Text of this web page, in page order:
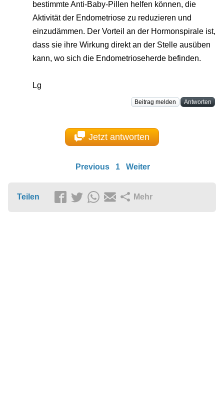
bestimmte Anti-Baby-Pillen helfen können, die
Aktivität der Endometriose zu reduzieren und
einzudämmen. Der Vorteil an der Hormonspirale ist,
dass sie ihre Wirkung direkt an der Stelle ausüben
kann, wo sich die Endometrioseherde befinden.
Lg
Beitrag melden Antworten
Jetzt antworten
Previous 1 Weiter
Teilen Mehr